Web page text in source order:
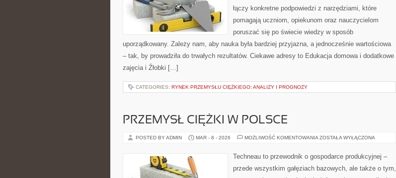
łączy konkretne podpowiedzi z narzędziami, które
pomagają uczniom, opiekunom oraz nauczycielom
poruszać się po świecie wiedzy w sposób
uporządkowany. Zależy nam, aby nauka była bardziej przyjazna, a jednocześnie wartościowa
– tak, by prowadziła do trwałych rezultatów. Ciekawe adresy to Edukacja domowa i dodatkowe
zajęcia i Źłobki […]
CATEGORIES: RYNEK PRZEMYSŁU CIĘŻKIEGO: ANALIZY I PROGNOZY
PRZEMYSŁ CIĘŻKI W POLSCE
POSTED BY ADMIN MAR - 8 - 2026 MOŻLIWOŚĆ KOMENTOWANIA PRZEMYSŁ
POLSCE
ZOSTAŁA WYŁĄCZONA
Techneau to przewodnik o gospodarce produkcyjnej –
przede wszystkim gałęziach bazowych, ale także o tym,